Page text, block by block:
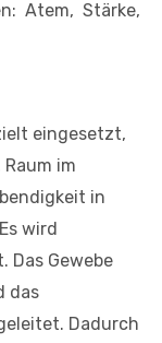
Atem, Stärke,
eingesetzt,
im
in
wird
Das Gewebe
das
Dadurch